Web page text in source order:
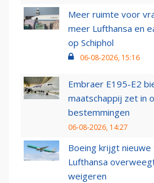
Meer ruimte voor
meer Lufthansa en
op Schiphol
06-08-2026, 15:16
Embraer E195-E2
maatschappij zet in
bestemmingen
06-08-2026, 14:27
Boeing krijgt nieuwe
Lufthansa
weigeren